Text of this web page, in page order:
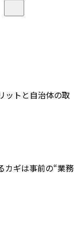
ットと自治体の取
カギは事前の“業務